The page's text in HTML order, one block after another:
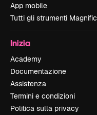
App mobile
Tutti gli strumenti Magnific
Inizia
Academy
Documentazione
Assistenza
Termini e condizioni
Politica sulla privacy